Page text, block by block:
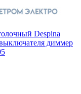
Despina
диммер